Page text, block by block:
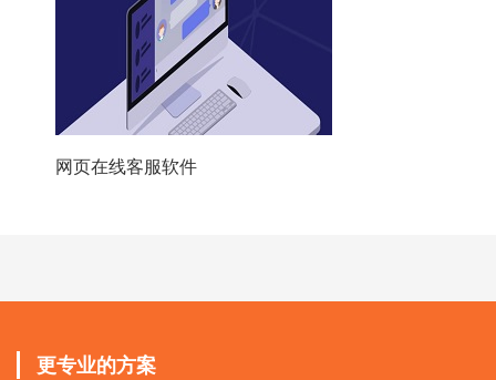
网页在线客服软件
更专业的方案